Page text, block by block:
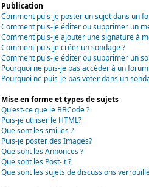
Publication
Comment puis-je poster un sujet dans un
Comment puis-je éditer ou supprimer un
Comment puis-je ajouter une signature à
Comment puis-je créer un sondage ?
Comment puis-je éditer ou supprimer un
Pourquoi ne puis-je pas accéder à un forum
Pourquoi ne puis-je pas voter dans un
Mise en forme et types de sujets
Qu'est-ce que le BBCode ?
Puis-je utiliser le HTML?
Que sont les smilies ?
Puis-je poster des Images?
Que sont les Annonces ?
Que sont les Post-it ?
Que sont les sujets de discussions